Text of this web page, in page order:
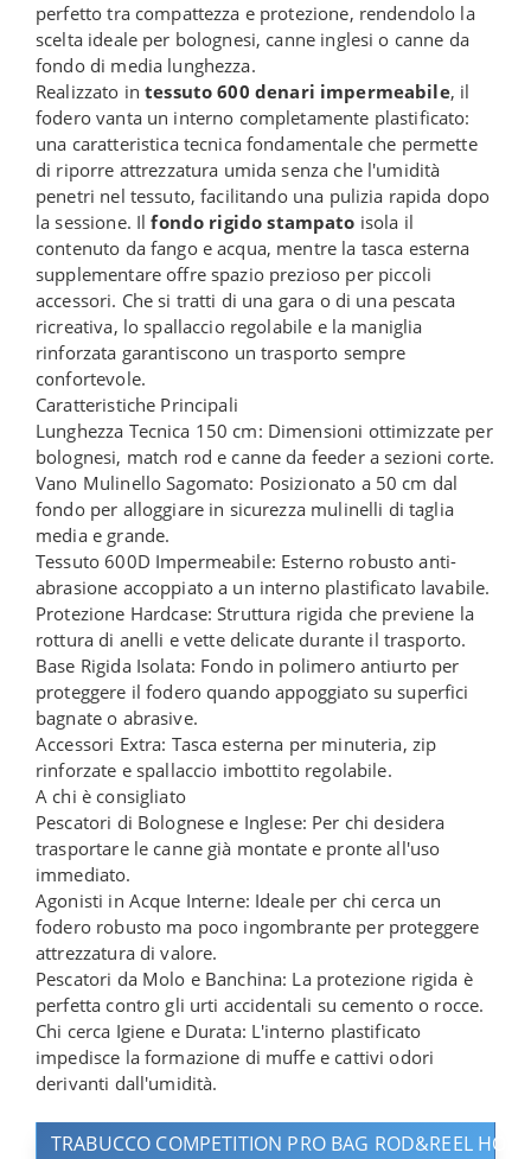
perfetto tra compattezza e protezione, rendendolo la
scelta ideale per bolognesi, canne inglesi o canne da
fondo di media lunghezza.
Realizzato intessuto 600 denari impermeabile, il
fodero vanta un interno completamente plastificato:
una caratteristica tecnica fondamentale che permette
di riporre attrezzatura umida senza che l'umidità
penetri nel tessuto, facilitando una pulizia rapida dopo
la sessione. Ilfondo rigido stampato isola il
contenuto da fango e acqua, mentre la tasca esterna
supplementare offre spazio prezioso per piccoli
accessori. Che si tratti di una gara o di una pescata
ricreativa, lo spallaccio regolabile e la maniglia
rinforzata garantiscono un trasporto sempre
confortevole.
Caratteristiche Principali
Lunghezza Tecnica 150 cm: Dimensioni ottimizzate per
bolognesi, match rod e canne da feeder a sezioni corte.
Vano Mulinello Sagomato: Posizionato a 50 cm dal
fondo per alloggiare in sicurezza mulinelli di taglia
media e grande.
Tessuto 600D Impermeabile: Esterno robusto anti-
abrasione accoppiato a un interno plastificato lavabile.
Protezione Hardcase: Struttura rigida che previene la
rottura di anelli e vette delicate durante il trasporto.
Base Rigida Isolata: Fondo in polimero antiurto per
proteggere il fodero quando appoggiato su superfici
bagnate o abrasive.
Accessori Extra: Tasca esterna per minuteria, zip
rinforzate e spallaccio imbottito regolabile.
A chi è consigliato
Pescatori di Bolognese e Inglese: Per chi desidera
trasportare le canne già montate e pronte all'uso
immediato.
Agonisti in Acque Interne: Ideale per chi cerca un
fodero robusto ma poco ingombrante per proteggere
attrezzatura di valore.
Pescatori da Molo e Banchina: La protezione rigida è
perfetta contro gli urti accidentali su cemento o rocce.
Chi cerca Igiene e Durata: L'interno plastificato
impedisce la formazione di muffe e cattivi odori
derivanti dall'umidità.
TRABUCCO COMPETITION PRO BAG ROD&REEL